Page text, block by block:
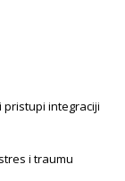
pristupi integraciji
i traumu